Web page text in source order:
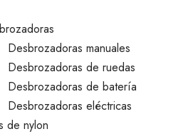
Desbrozadoras manuales
Desbrozadoras de ruedas
Desbrozadoras de batería
Desbrozadoras eléctricas
de nylon